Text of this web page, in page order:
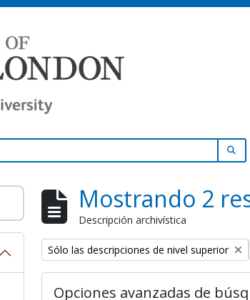
Mostrando 2
Descripción archivística
Remove filter:
Sólo las descripciones de nivel superior
Opciones avanzadas de